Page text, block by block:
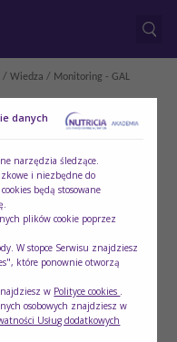
/ Wiedza / Monitoring - GAL
danych
narzędzia śledzące.
i niezbędne do
będą stosowane
plików cookie poprzez
W stopce Serwisu znajdziesz
które ponownie otworzą
w Polityce cookies
osobowych znajdziesz w
Usług dodatkowych